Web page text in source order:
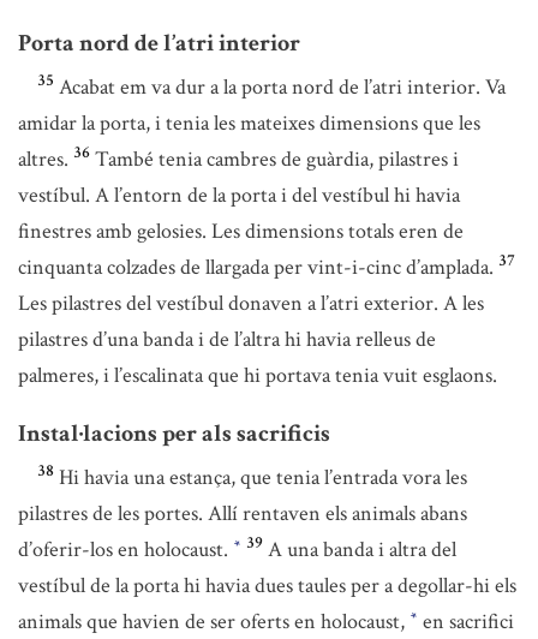
Porta nord de l’atri interior
35 Acabat em va dur a la porta nord de l’atri interior. Va
amidar la porta, i tenia les mateixes dimensions que les
altres. 36 També tenia cambres de guàrdia, pilastres i
vestíbul. A l’entorn de la porta i del vestíbul hi havia
finestres amb gelosies. Les dimensions totals eren de
cinquanta colzades de llargada per vint-i-cinc d’amplada. 37
Les pilastres del vestíbul donaven a l’atri exterior. A les
pilastres d’una banda i de l’altra hi havia relleus de
palmeres, i l’escalinata que hi portava tenia vuit esglaons.
Instal·lacions per als sacrificis
38 Hi havia una estança, que tenia l’entrada vora les
pilastres de les portes. Allí rentaven els animals abans
d’oferir-los en holocaust. * 39 A una banda i altra del
vestíbul de la porta hi havia dues taules per a degollar-hi els
animals que havien de ser oferts en holocaust, * en sacrifici